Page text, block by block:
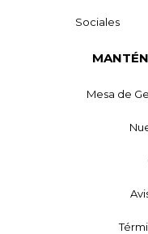
Sociales
Mesa de